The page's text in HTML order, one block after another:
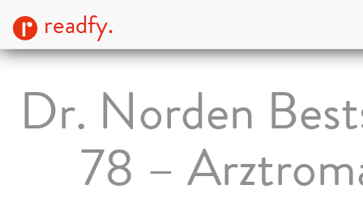
readfy.
Dr. Norden
78 –